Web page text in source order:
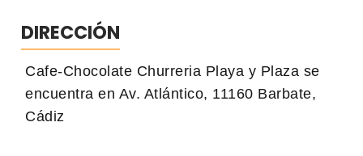
DIRECCIÓN
Cafe-Chocolate Churreria Playa y Plaza se
encuentra en Av. Atlántico, 11160 Barbate,
Cádiz